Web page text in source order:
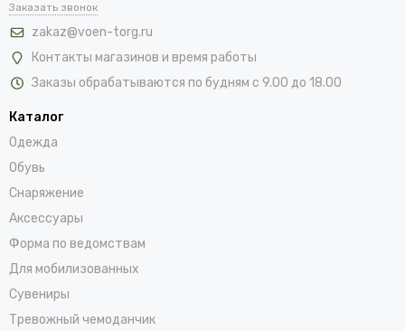
Заказать звонок
zakaz@voen-torg.ru
Контакты магазинов и время работы
Заказы обрабатываются по будням с 9.00 до 18.00
Каталог
Одежда
Обувь
Снаряжение
Аксессуары
Форма по ведомствам
Для мобилизованных
Сувениры
Тревожный чемоданчик